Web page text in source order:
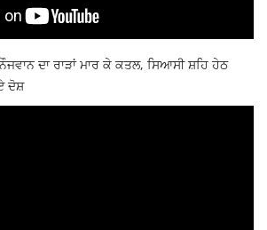
ਦਾ ਰਾੜਾਂ ਮਾਰ ਕੇ ਕਤਲ, ਸਿਆਸੀ ਸ਼ਹਿ ਹੇਠ
ਦੋਸ਼